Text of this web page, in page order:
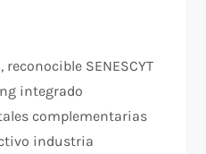
reconocible SENESCYT
integrado
complementarias
industria